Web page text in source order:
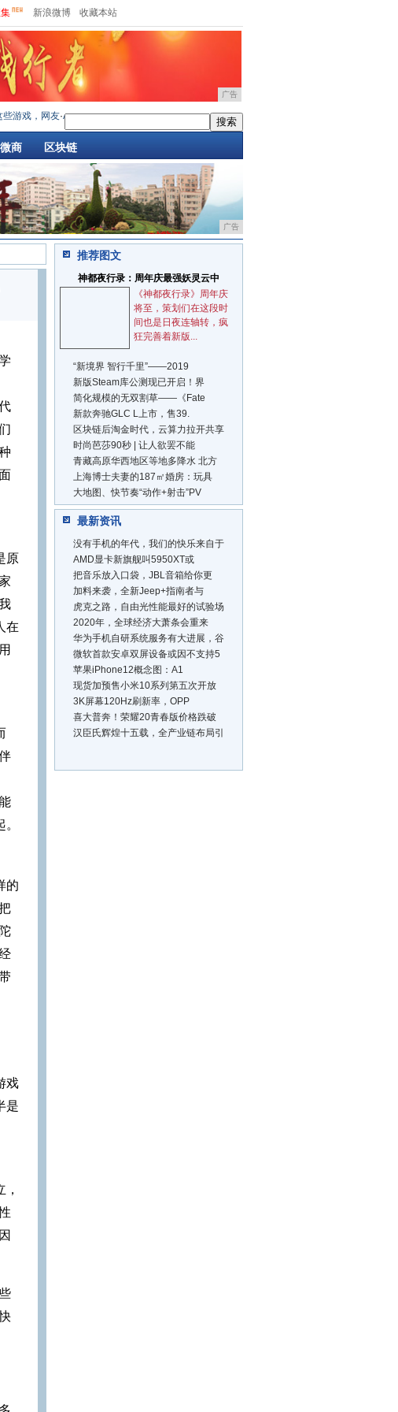
新浪微博 收藏本站
广告
戏，网友·AMD显卡新旗舰叫5950XT或拥有24GHB·把音乐放入口袋，JBL音箱给你更贴心的
微商 区块链
广告
原
在
的
戏
是
推荐图文
神都夜行录：周年庆最强妖灵云中
《神都夜行录》周年庆
将至，策划们在这段时
间也是日夜连轴转，疯
狂完善着新版...
“新境界 智行千里”——2019
新版Steam库公测现已开启！界
简化规模的无双割草——《Fate
新款奔驰GLC L上市，售39.
区块链后淘金时代，云算力拉开共享
时尚芭莎90秒 | 让人欲罢不能
青藏高原华西地区等地多降水 北方
上海博士夫妻的187㎡婚房：玩具
大地图、快节奏“动作+射击”PV
最新资讯
没有手机的年代，我们的快乐来自于
AMD显卡新旗舰叫5950XT或
把音乐放入口袋，JBL音箱给你更
加料来袭，全新Jeep+指南者与
虎克之路，自由光性能最好的试验场
2020年，全球经济大萧条会重来
华为手机自研系统服务有大进展，谷
微软首款安卓双屏设备或因不支持5
苹果iPhone12概念图：A1
现货加预售小米10系列第五次开放
3K屏幕120Hz刷新率，OPP
喜大普奔！荣耀20青春版价格跌破
汉臣氏辉煌十五载，全产业链布局引